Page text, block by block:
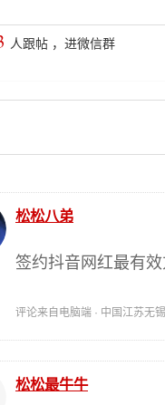
人跟帖 ， 进微信群
松松八弟
签约抖音网红最有
评论来自电脑端 · 中国江苏无
松松最牛牛